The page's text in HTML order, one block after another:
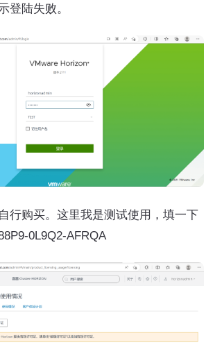
登陆失败。
行购买。这里我是测试使用，填一下
0L9Q2-AFRQA